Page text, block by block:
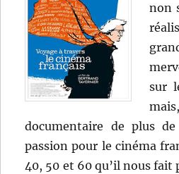
non
sur
documentaire de plus
passion pour le cinéma
40, 50 et 60 qu’il nous fait